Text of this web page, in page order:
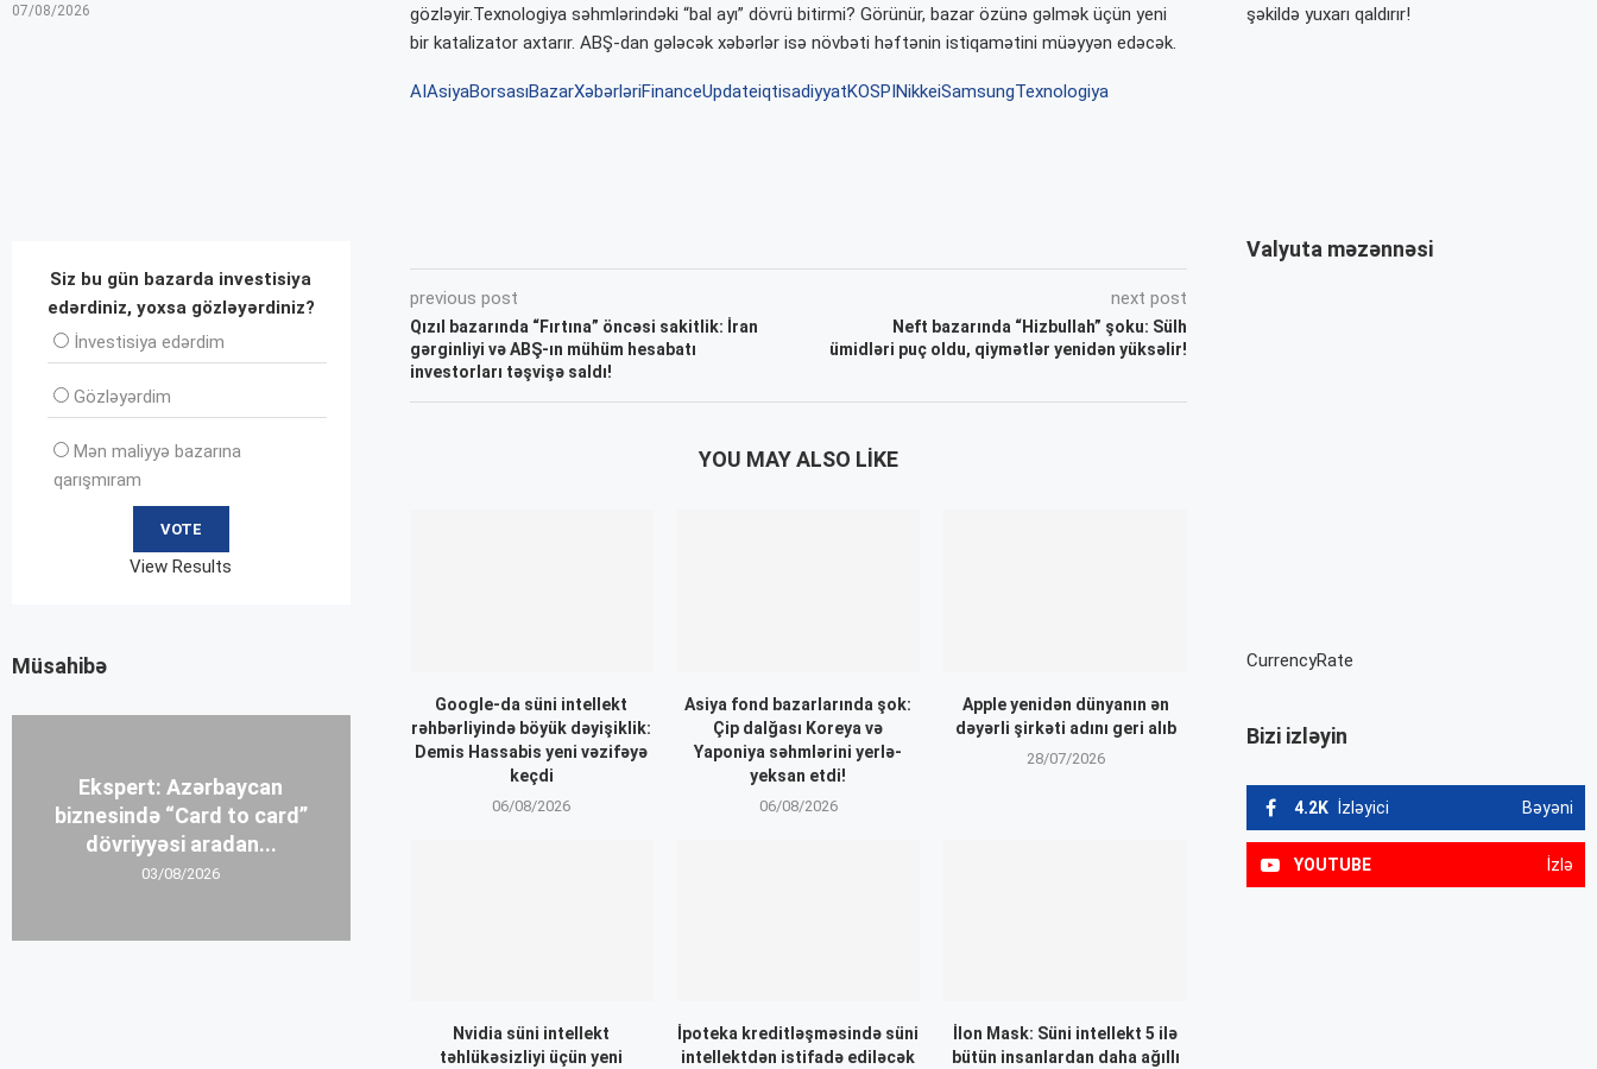
gözləyir.Texnologiya səhmlərindəki “bal ayı” dövrü bitirmi? Görünür, bazar özünə gəlmək üçün yeni
bir katalizator axtarır. ABŞ-dan gələcək xəbərlər isə növbəti həftənin istiqamətini müəyyən edəcək.
AIAsiyaBorsasıBazarXəbərləriFinanceUpdateiqtisadiyyatKOSPINikkeiSamsungTexnologiya
previous post
Qızıl bazarında “Fırtına” öncəsi sakitlik: İran
gərginliyi və ABŞ-ın mühüm hesabatı
investorları təşvişə saldı!
next post
Neft bazarında “Hizbullah” şoku: Sülh
ümidləri puç oldu, qiymətlər yenidən yüksəlir!
YOU MAY ALSO LIKE
Google-da süni intellekt
rəhbərliyində böyük dəyişiklik:
Demis Hassabis yeni vəzifəyə
keçdi
06/08/2026
Asiya fond bazarlarında şok:
Çip dalğası Koreya və
Yaponiya səhmlərini yerlə-
yeksan etdi!
06/08/2026
Apple yenidən dünyanın ən
dəyərli şirkəti adını geri alıb
28/07/2026
Nvidia süni intellekt
təhlükəsizliyi üçün yeni
İpoteka kreditləşməsində süni
intellektdən istifadə ediləcək
İlon Mask: Süni intellekt 5 ilə
bütün insanlardan daha ağıllı
şəkildə yuxarı qaldırır!
Valyuta məzənnəsi
CurrencyRate
Bizi izləyin
4.2K İzləyici Bəyəni
YOUTUBE İzlə
07/08/2026
Siz bu gün bazarda investisiya
edərdiniz, yoxsa gözləyərdiniz?
İnvеstisiya edərdim
Gözləyərdim
Mən maliyyə bazarına
qarışmıram
View Results
Müsahibə
Ekspert: Azərbaycan
biznesində “Card to card”
dövriyyəsi aradan...
03/08/2026